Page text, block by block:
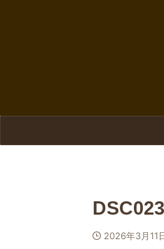
2026年3月11